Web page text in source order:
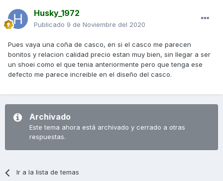
Husky_1972
Publicado 9 de Noviembre del 2020
Pues vaya una coña de casco, en si el casco me parecen
bonitos y relacion calidad precio estan muy bien, sin llegar a ser
un shoei como el que tenia anteriormente pero que tenga ese
defecto me parece increible en el diseño del casco.
Archivado
Este tema ahora está archivado y cerrado a otras
respuestas.
Ir a la lista de temas